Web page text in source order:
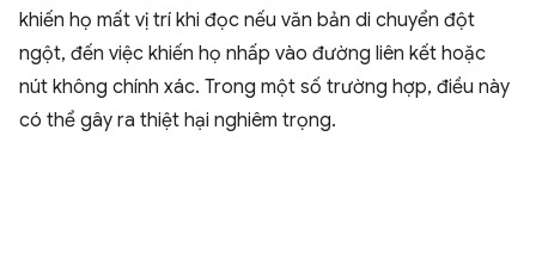
khiến họ mất vị trí khi đọc nếu văn bản di chuyển đột
ngột, đến việc khiến họ nhấp vào đường liên kết hoặc
nút không chính xác. Trong một số trường hợp, điều này
có thể gây ra thiệt hại nghiêm trọng.